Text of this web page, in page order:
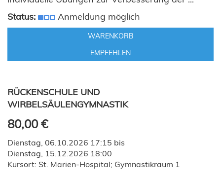
Status:
Anmeldung möglich
WARENKORB
EMPFEHLEN
RÜCKENSCHULE UND
WIRBELSÄULENGYMNASTIK
80,00 €
Dienstag, 06.10.2026 17:15 bis
Dienstag, 15.12.2026 18:00
Kursort: St. Marien-Hospital; Gymnastikraum 1